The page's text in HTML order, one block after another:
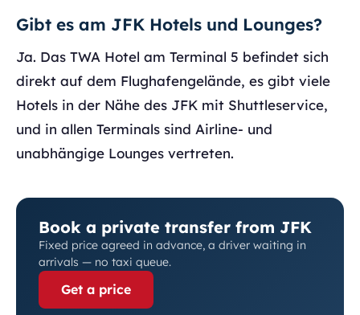
Gibt es am JFK Hotels und Lounges?
Ja. Das TWA Hotel am Terminal 5 befindet sich
direkt auf dem Flughafengelände, es gibt viele
Hotels in der Nähe des JFK mit Shuttleservice,
und in allen Terminals sind Airline- und
unabhängige Lounges vertreten.
Book a private transfer from JFK
Fixed price agreed in advance, a driver waiting in
arrivals — no taxi queue.
Get a price